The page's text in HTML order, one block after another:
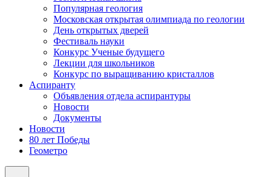
Популярная геология
Московская открытая олимпиада по геологии
День открытых дверей
Фестиваль науки
Конкурс Ученые будущего
Лекции для школьников
Конкурс по выращиванию кристаллов
Аспиранту
Объявления отдела аспирантуры
Новости
Документы
Новости
80 лет Победы
Геометро